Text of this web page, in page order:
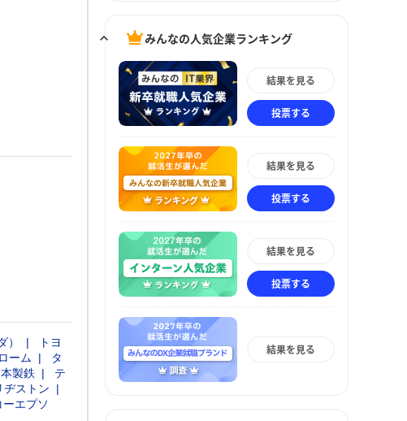
）
トヨ
ローム
タ
製鉄
テ
ヂストン
ーエプソ
みんなの人気企業ランキング
結果を見る
投票する
結果を見る
投票する
結果を見る
投票する
結果を見る